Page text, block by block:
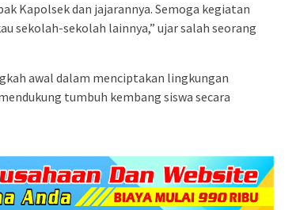
Kapolsek dan jajarannya. Semoga kegiatan
sekolah-sekolah lainnya,” ujar salah seorang
awal dalam menciptakan lingkungan
tumbuh kembang siswa secara